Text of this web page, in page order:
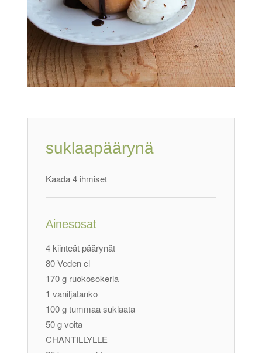
suklaapäärynä
Kaada 4 ihmiset
Ainesosat
4 kiinteät päärynät
80 Veden cl
170 g ruokosokeria
1 vaniljatanko
100 g tummaa suklaata
50 g voita
CHANTILLYLLE